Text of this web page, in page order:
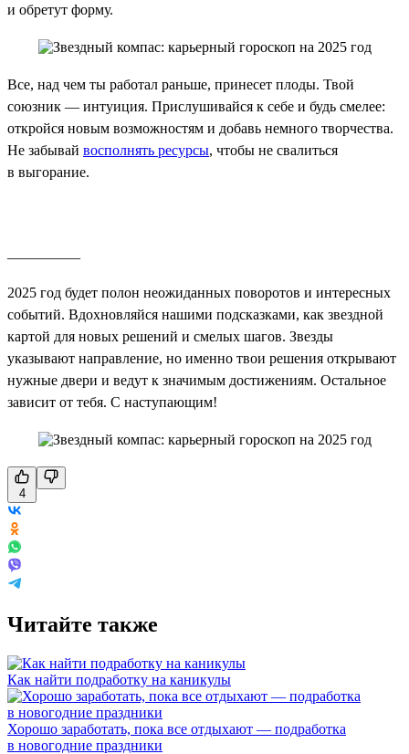
и обретут форму.
Все, над чем ты работал раньше, принесет плоды. Твой
союзник — интуиция. Прислушивайся к себе и будь смелее:
откройся новым возможностям и добавь немного творчества.
Не забывай восполнять ресурсы, чтобы не свалиться
в выгорание.
2025 год будет полон неожиданных поворотов и интересных
событий. Вдохновляйся нашими подсказками, как звездной
картой для новых решений и смелых шагов. Звезды
указывают направление, но именно твои решения открывают
нужные двери и ведут к значимым достижениям. Остальное
зависит от тебя. С наступающим!
4
Читайте также
Как найти подработку на каникулы
Хорошо заработать, пока все отдыхают — подработка
в новогодние праздники